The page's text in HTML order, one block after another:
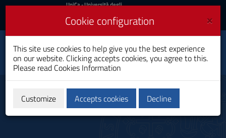
Skip
Content
to
UniCa
Login
UniCa- Università degli
Login UniCA News
Toggle
navigation
Energy Engineering
Master's Degree
Teachers
×
Cookie configuration
This site use cookies to help give you the best experience
on our website. Clicking accepts cookies, you agree to this.
Please read Cookies Information
Customize Accepts cookies Decline